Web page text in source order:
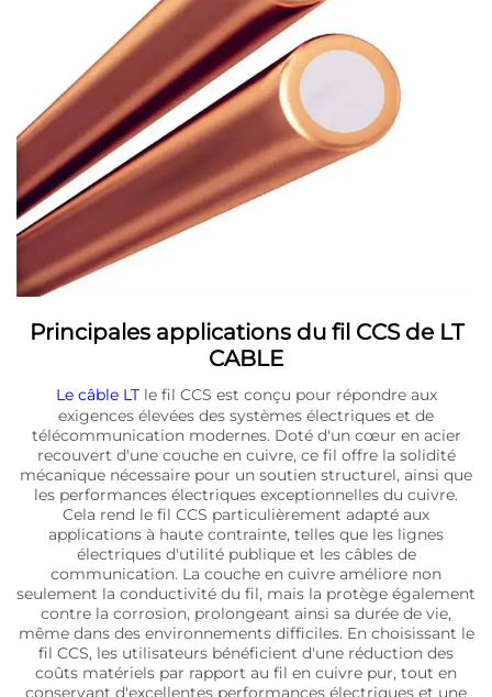
Principales applications du fil CCS de LT
CABLE
Le câble LT le fil CCS est conçu pour répondre aux
exigences élevées des systèmes électriques et de
télécommunication modernes. Doté d'un cœur en acier
recouvert d'une couche en cuivre, ce fil offre la solidité
mécanique nécessaire pour un soutien structurel, ainsi que
les performances électriques exceptionnelles du cuivre.
Cela rend le fil CCS particulièrement adapté aux
applications à haute contrainte, telles que les lignes
électriques d'utilité publique et les câbles de
communication. La couche en cuivre améliore non
seulement la conductivité du fil, mais la protège également
contre la corrosion, prolongeant ainsi sa durée de vie,
même dans des environnements difficiles. En choisissant le
fil CCS, les utilisateurs bénéficient d'une réduction des
coûts matériels par rapport au fil en cuivre pur, tout en